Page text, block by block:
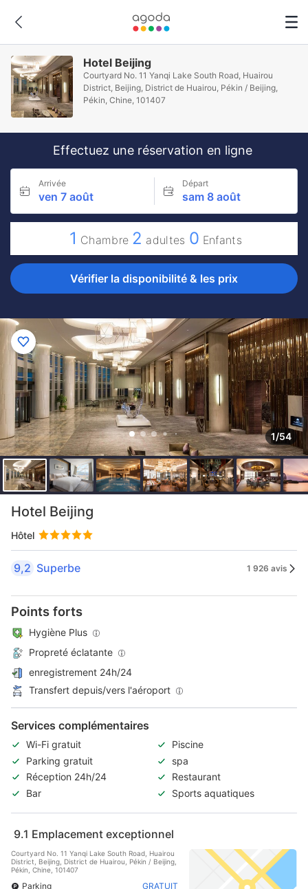
Hotel Beijing
Courtyard No. 11 Yanqi Lake South Road, Huairou
District, Beijing, District de Huairou, Pékin / Beijing,
Pékin, Chine, 101407
Effectuez une réservation en ligne
Arrivée
ven 7 août
Départ
sam 8 août
1 Chambre 2 adultes 0 Enfants
Vérifier la disponibilité & les prix
1/54
Hotel Beijing
Hôtel
9,2 Superbe 1 926 avis
Points forts
Hygiène Plus
Propreté éclatante
enregistrement 24h/24
Transfert depuis/vers l'aéroport
Services complémentaires
Wi-Fi gratuit
Piscine
Parking gratuit
spa
Réception 24h/24
Restaurant
Bar
Sports aquatiques
9.1 Emplacement exceptionnel
Courtyard No. 11 Yanqi Lake South Road, Huairou
District, Beijing, District de Huairou, Pékin / Beijing,
Pékin, Chine, 101407
Parking
GRATUIT